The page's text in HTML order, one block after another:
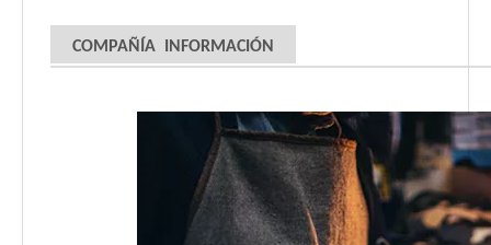
COMPAÑÍA INFORMACIÓN